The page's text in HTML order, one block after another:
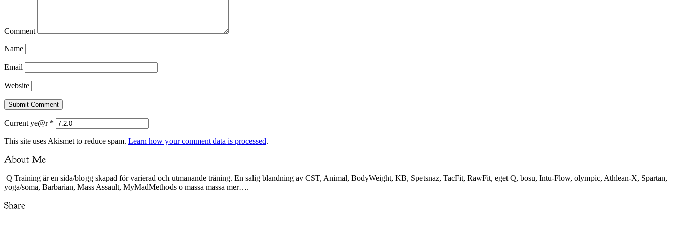
Comment
Name
Email
Website
Current ye@r *
This site uses Akismet to reduce spam. Learn how your comment data is processed.
Q Training är en sida/blogg skapad för varierad och utmanande träning. En salig blandning av CST, Animal, BodyWeight, KB, Spetsnaz, TacFit, RawFit, eget Q, bosu, Intu-Flow, olympic, Athlean-X, Spartan,
yoga/soma, Barbarian, Mass Assault, MyMadMethods o massa massa mer….